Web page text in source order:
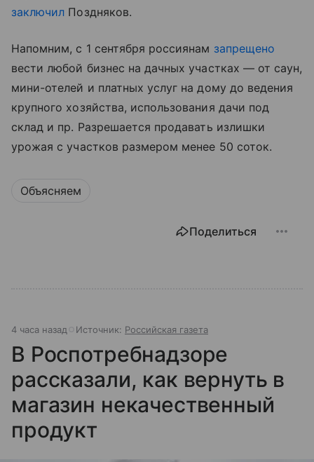
заключил Поздняков.
Напомним, с 1 сентября россиянам запрещено
вести любой бизнес на дачных участках — от саун,
мини-отелей и платных услуг на дому до ведения
крупного хозяйства, использования дачи под
склад и пр. Разрешается продавать излишки
урожая с участков размером менее 50 соток.
Объясняем
Поделиться
4 часа назад Источник: Российская газета
В Роспотребнадзоре
рассказали, как вернуть в
магазин некачественный
продукт